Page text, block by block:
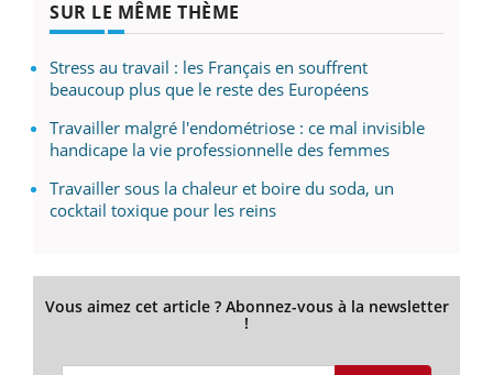
SUR LE MÊME THÈME
Stress au travail : les Français en souffrent
beaucoup plus que le reste des Européens
Travailler malgré l'endométriose : ce mal invisible
handicape la vie professionnelle des femmes
Travailler sous la chaleur et boire du soda, un
cocktail toxique pour les reins
Vous aimez cet article ? Abonnez-vous à la newsletter
!